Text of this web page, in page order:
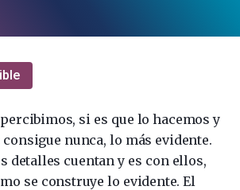
si es que lo hacemos y
nunca, lo más evidente.
detalles cuentan y es con ellos,
se construye lo evidente. El